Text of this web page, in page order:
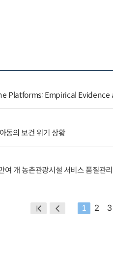
Platforms: Empirical
동의 보건 위기 상황
여 개 농촌관광시설 서비스 품질관리
1 2 3